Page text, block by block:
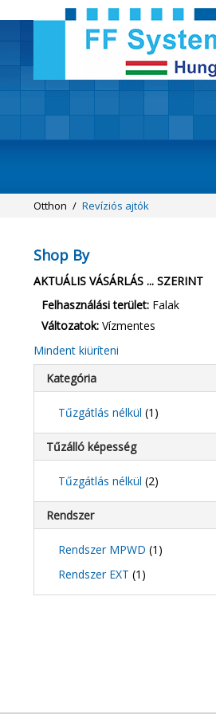
Otthon / Revíziós ajtók
Shop By
AKTUÁLIS VÁSÁRLÁS ... SZERINT
Felhasználási terület: Falak
Változatok: Vízmentes
Mindent kiüríteni
Kategória
Tűzgátlás nélkül (1)
Tűzálló képesség
Tűzgátlás nélkül (2)
Rendszer
Rendszer MPWD (1)
Rendszer EXT (1)